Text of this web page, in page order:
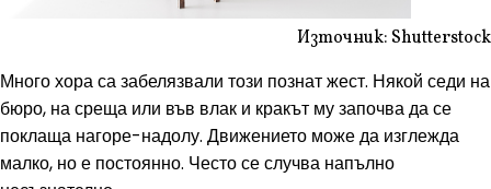
Източник: Shutterstock
Много хора са забелязвали този познат жест. Някой седи на
бюро, на среща или във влак и кракът му започва да се
поклаща нагоре-надолу. Движението може да изглежда
малко, но е постоянно. Често се случва напълно